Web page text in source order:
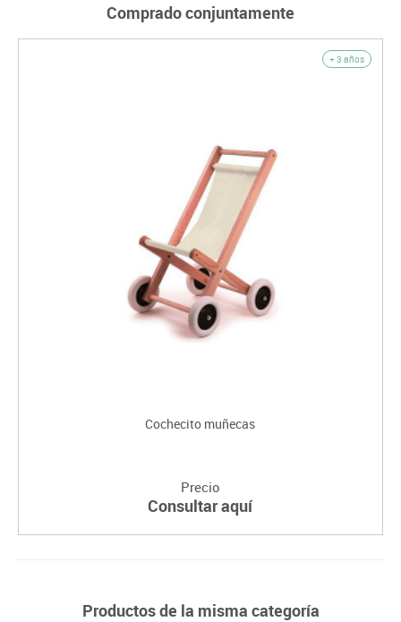
Comprado conjuntamente
+ 3 años
Cochecito muñecas
Precio
Consultar aquí
Productos de la misma categoría